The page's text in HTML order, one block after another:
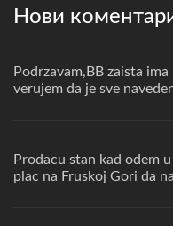
Нови
Podrzavam,BB zaista
verujem da je sve
Prodacu stan kad odem
plac na Fruskoj Gori da